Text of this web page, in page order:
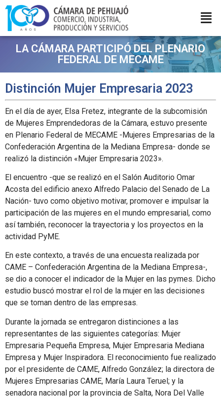
LA CÁMARA PARTICIPÓ DEL PLENARIO
FEDERAL DE MECAME
Distinción Mujer Empresaria 2023
En el día de ayer, Elsa Fretez, integrante de la subcomisión
de Mujeres Emprendedoras de la Cámara, estuvo presente
en Plenario Federal de MECAME -Mujeres Empresarias de la
Confederación Argentina de la Mediana Empresa- donde se
realizó la distinción «Mujer Empresaria 2023».
El encuentro -que se realizó en el Salón Auditorio Omar
Acosta del edificio anexo Alfredo Palacio del Senado de La
Nación- tuvo como objetivo motivar, promover e impulsar la
participación de las mujeres en el mundo empresarial, como
así también, reconocer la trayectoria y los proyectos en la
actividad PyME.
En este contexto, a través de una encuesta realizada por
CAME – Confederación Argentina de la Mediana Empresa-,
se dio a conocer el indicador de la Mujer en las pymes. Dicho
estudio buscó mostrar el rol de la mujer en las decisiones
que se toman dentro de las empresas.
Durante la jornada se entregaron distinciones a las
representantes de las siguientes categorías: Mujer
Empresaria Pequeña Empresa, Mujer Empresaria Mediana
Empresa y Mujer Inspiradora. El reconocimiento fue realizado
por el presidente de CAME, Alfredo González; la directora de
Mujeres Empresarias CAME, María Laura Teruel; y la
senadora nacional por la provincia de Salta, Nora Del Valle